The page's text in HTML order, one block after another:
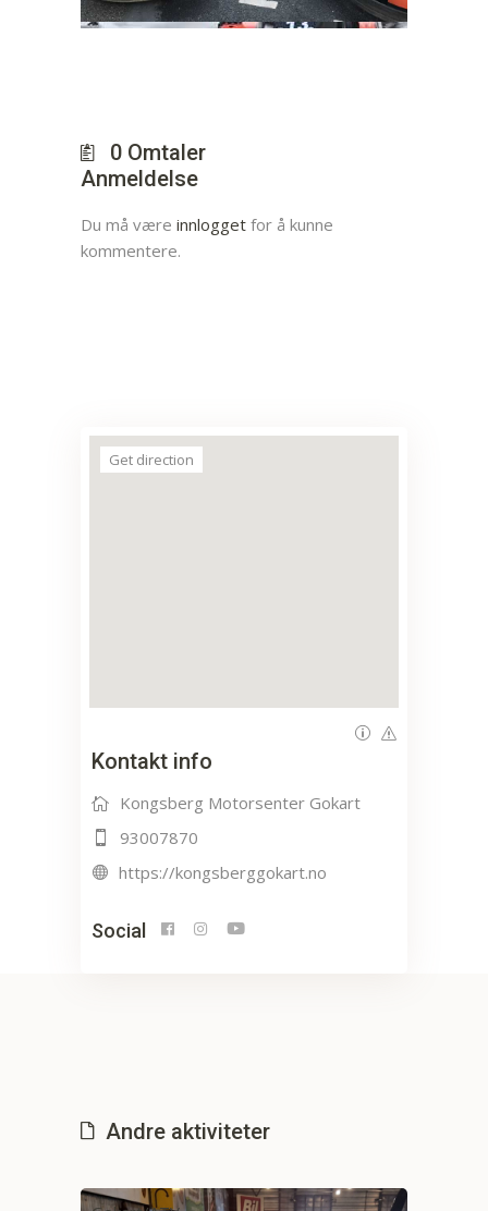
0 Omtaler
Anmeldelse
Du må være innlogget for å kunne
kommentere.
Get direction
Kontakt info
Kongsberg Motorsenter Gokart
93007870
https://kongsberggokart.no
Social
Andre aktiviteter